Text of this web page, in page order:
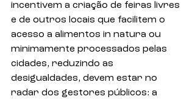
incentivem a criação de feiras livres
e de outros locais que facilitem o
acesso a alimentos in natura ou
minimamente processados pelas
cidades, reduzindo as
desigualdades, devem estar no
radar dos gestores públicos: a